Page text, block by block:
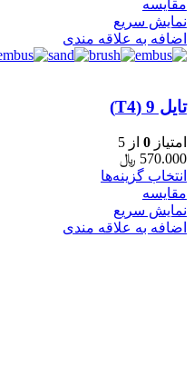
مقایسه
نمایش سریع
اضافه به علاقه مندی
تایل 9 (T4)
امتیاز 0 از 5
570.000 ﷼
انتخاب گزینه‌ها
مقایسه
نمایش سریع
اضافه به علاقه مندی